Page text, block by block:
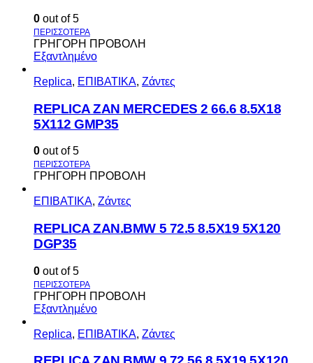
0 out of 5
ΓΡΗΓΟΡΗ ΠΡΟΒΟΛΗ
Εξαντλημένο
Replica, ΕΠΙΒΑΤΙΚΑ, Ζάντες
REPLICA ZAN MERCEDES 2 66.6 8.5X18
5X112 GMP35
0 out of 5
ΓΡΗΓΟΡΗ ΠΡΟΒΟΛΗ
ΕΠΙΒΑΤΙΚΑ, Ζάντες
REPLICA ZAN.BMW 5 72.5 8.5X19 5X120
DGP35
0 out of 5
ΓΡΗΓΟΡΗ ΠΡΟΒΟΛΗ
Εξαντλημένο
Replica, ΕΠΙΒΑΤΙΚΑ, Ζάντες